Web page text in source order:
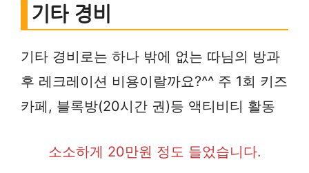
기타 경비
기타 경비로는 하나 밖에 없는 따님의 방과
후 레크레이션 비용이랄까요?^^ 주 1회 키즈
카페, 블록방(20시간 권)등 액티비티 활동
소소하게 20만원 정도 들었습니다.